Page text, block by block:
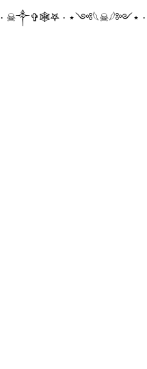
☠︎ · ☠︎︎༒︎✞︎🕸𖤐 · ⋆༺𓆩☠︎︎𓆪༻⋆